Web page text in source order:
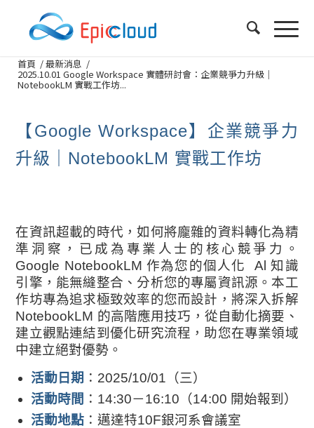
首頁 /最新消息 /
2025.10.01 Google Workspace 實體研討會：企業競爭力升級｜
NotebookLM 實戰工作坊...
【Google Workspace】企業競爭力
升級｜NotebookLM 實戰工作坊
在資訊超載的時代，如何將龐雜的資料轉化為精
準洞察，已成為專業人士的核心競爭力。
Google NotebookLM 作為您的個人化 Al 知識
引擎，能無縫整合、分析您的專屬資訊源。本工
作坊專為追求極致效率的您而設計，將深入拆解
NotebookLM 的高階應用技巧，從自動化摘要、
建立觀點連結到優化研究流程，助您在專業領域
中建立絕對優勢。
活動日期 ：2025/10/01（三）
活動時間 ：14:30－16:10（14:00 開始報到）
活動地點 ：邁達特10F銀河系會議室